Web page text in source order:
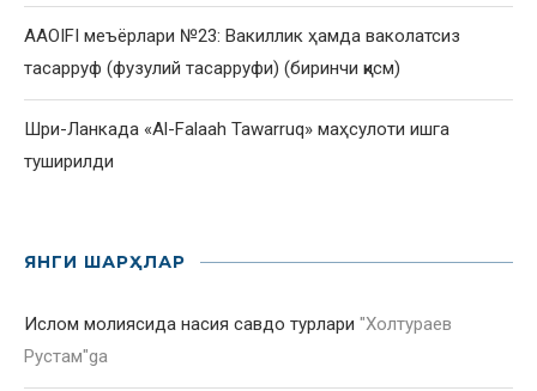
AAOIFI меъёрлари №23: Вакиллик ҳамда ваколатсиз
тасарруф (фузулий тасарруфи) (биринчи қисм)
Шри-Ланкада «Al-Falaah Tawarruq» маҳсулоти ишга
туширилди
ЯНГИ ШАРҲЛАР
Ислом молиясида насия савдо турлари "Холтураев
Рустам"ga